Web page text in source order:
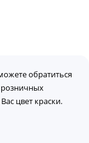
обратиться
цвет краски.